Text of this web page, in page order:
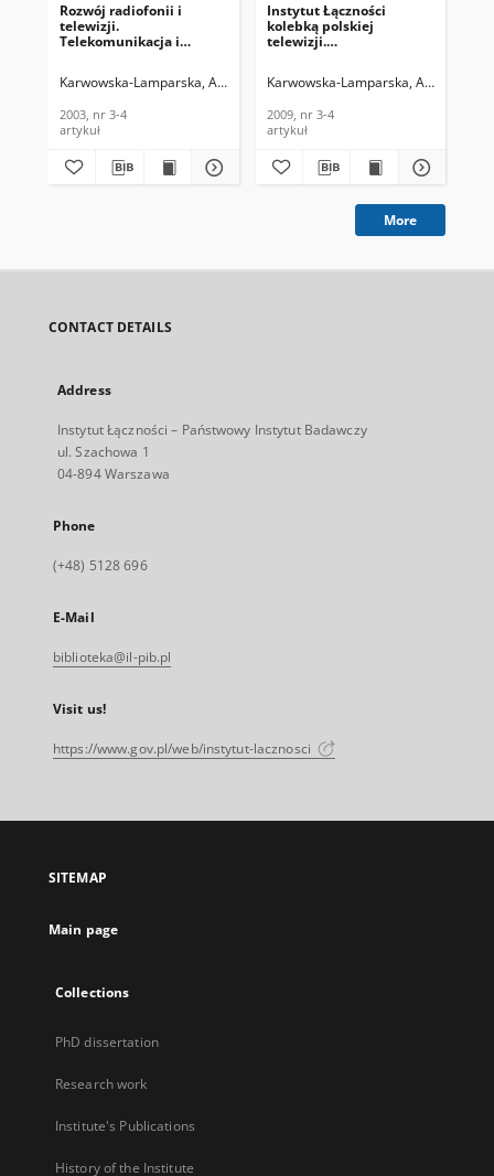
Rozwój radiofonii i
telewizji.
Telekomunikacja i
Karwowska-Lamparska, Alina
2003, nr 3-4
artykuł
Instytut Łączności
kolebką polskiej
telewizji.
2009, nr 3-4
Karwowska-Lamparska, Alina
2009, nr 3-4
artykuł
More
CONTACT DETAILS
Address
Instytut Łączności – Państwowy Instytut Badawczy
ul. Szachowa 1
04-894 Warszawa
Phone
(+48) 5128 696
E-Mail
biblioteka@il-pib.pl
Visit us!
https://www.gov.pl/web/instytut-lacznosci
SITEMAP
Main page
Collections
PhD dissertation
Research work
Institute's Publications
History of the Institute